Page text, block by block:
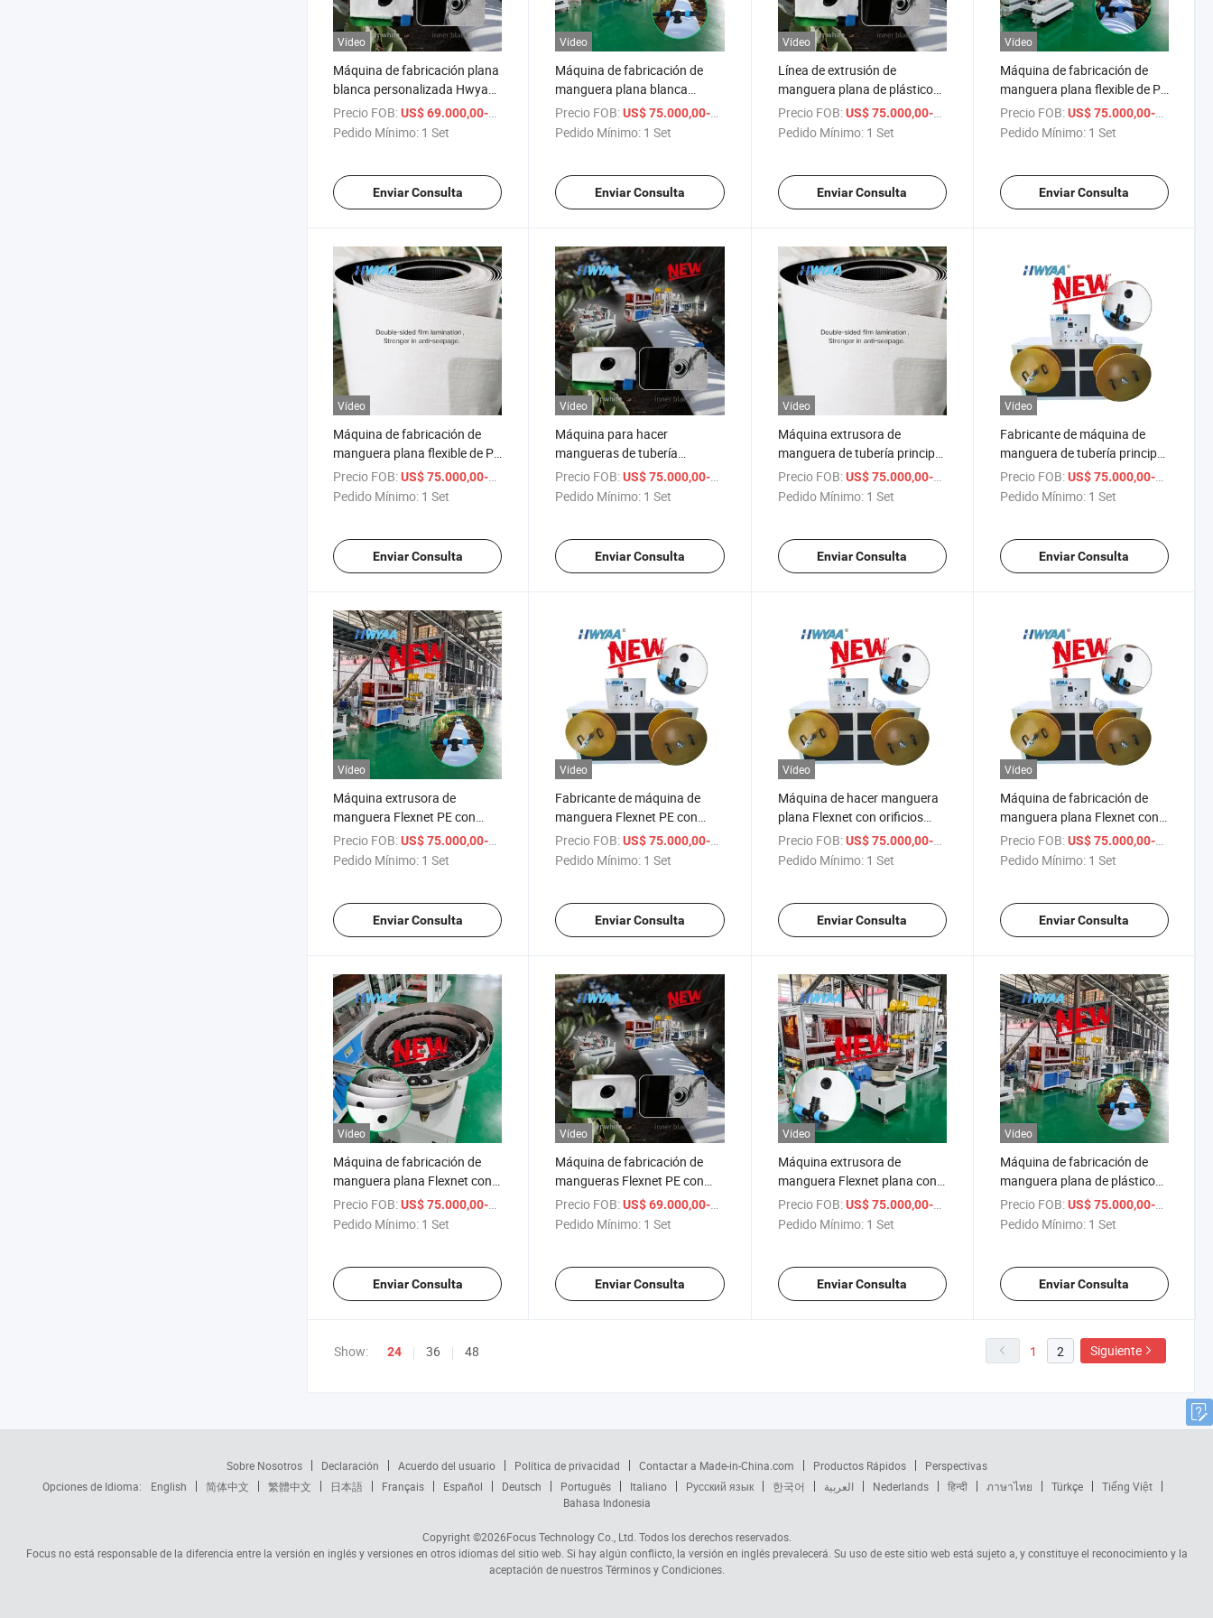
Vídeo
Máquina de fabricación plana
blanca personalizada Hwyaa
para manguera principal de
agua
Precio FOB:US$ 69.000,00-70.000,00
/ Set
Pedido Mínimo: 1 Set
Enviar Consulta
Vídeo
Máquina de fabricación de
manguera plana blanca
personalizada Hwyaa para
riego por goteo y
Precio FOB: US$ 75.000,00-76.000,00
/ Set
Pedido Mínimo: 1 Set
Enviar Consulta
Vídeo
Línea de extrusión de
manguera plana de plástico
PE PP con orificios
preperforados para salida de
Precio FOB: US$ 75.000,00-76.000,00
/ Set
Pedido Mínimo: 1 Set
Enviar Consulta
Vídeo
Máquina de fabricación de
manguera plana flexible de PE
con orificios preperforados
para salida de agua
Precio FOB: US$ 75.000,00-76.000,00
Pedido Mínimo: 1 Set
Enviar Consulta
Vídeo
Máquina de fabricación de
manguera plana flexible de PE
con orificios preperforados
para salida de agua
Precio FOB:US$ 75.000,00-76.000,00
/ Set
Pedido Mínimo: 1 Set
Enviar Consulta
Vídeo
Máquina para hacer
mangueras de tubería
principal con orificios
preperforados para salida de
Precio FOB: US$ 75.000,00-76.000,00
/ Set
Pedido Mínimo: 1 Set
Enviar Consulta
Vídeo
Máquina extrusora de
manguera de tubería principal
de salida de agua con
agujeros preperforados
Precio FOB: US$ 75.000,00-76.000,00
/ Set
Pedido Mínimo: 1 Set
Enviar Consulta
Vídeo
Fabricante de máquina de
manguera de tubería principal
de salida de agua con
agujeros preperforados
Precio FOB: US$ 75.000,00-76.000,00
Pedido Mínimo: 1 Set
Enviar Consulta
Vídeo
Máquina extrusora de
manguera Flexnet PE con
orificios preperforados para
salida de agua Hwyaa
Precio FOB:US$ 75.000,00-76.000,00
/ Set
Pedido Mínimo: 1 Set
Enviar Consulta
Vídeo
Fabricante de máquina de
manguera Flexnet PE con
orificios preperforados para
salida de agua Hwyaa
Precio FOB: US$ 75.000,00-76.000,00
/ Set
Pedido Mínimo: 1 Set
Enviar Consulta
Vídeo
Máquina de hacer manguera
plana Flexnet con orificios
preperforados para salida de
agua de riego
Precio FOB: US$ 75.000,00-76.000,00
/ Set
Pedido Mínimo: 1 Set
Enviar Consulta
Vídeo
Máquina de fabricación de
manguera plana Flexnet con
orificios preperforados para
salida de agua de riego
Precio FOB: US$ 75.000,00-76.000,00
Pedido Mínimo: 1 Set
Enviar Consulta
Vídeo
Máquina de fabricación de
manguera plana Flexnet con
orificios preperforados para
salida de agua de riego
Precio FOB:US$ 75.000,00-76.000,00
/ Set
Pedido Mínimo: 1 Set
Enviar Consulta
Vídeo
Máquina de fabricación de
mangueras Flexnet PE con
salida de agua preinstalada
Hwyaa
Precio FOB: US$ 69.000,00-70.000,00
/ Set
Pedido Mínimo: 1 Set
Enviar Consulta
Vídeo
Máquina extrusora de
manguera Flexnet plana con
orificios preperforados para
salida de agua de riego
Precio FOB: US$ 75.000,00-76.000,00
/ Set
Pedido Mínimo: 1 Set
Enviar Consulta
Vídeo
Máquina de fabricación de
manguera plana de plástico
PE PP con orificios
preperforados para salida de
Precio FOB: US$ 75.000,00-76.000,00
Pedido Mínimo: 1 Set
Enviar Consulta
Show: 24 36 48 1 2 Siguiente
Sobre Nosotros Declaración Acuerdo del usuario Política de privacidad Contactar a Made-in-China.com Productos Rápidos
Perspectivas
Opciones de Idioma:
English 简体中文 繁體中文 日本語 Français Español Deutsch Português Italiano Русский язык 한국어 العربية Nederlands हिन्दी ภาษาไทย Türkçe
Tiếng Việt
Bahasa Indonesia
Copyright ©2026Focus Technology Co., Ltd. Todos los derechos reservados.
Focus no está responsable de la diferencia entre la versión en inglés y versiones en otros idiomas del sitio web. Si hay algún conflicto, la versión en inglés prevalecerá. Su uso de este sitio web está sujeto a, y constituye el reconocimiento y la
aceptación de nuestros Términos y Condiciones.